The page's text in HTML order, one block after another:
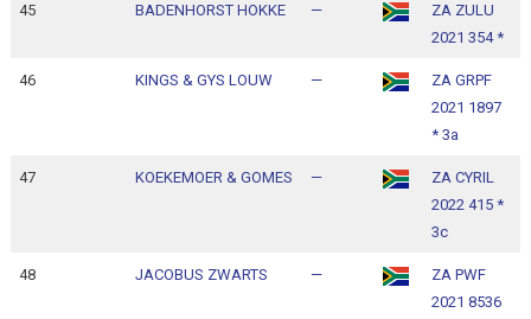
45 BADENHORST HOKKE —
ZA ZULU
2021 354 *
46 KINGS & GYS LOUW —
ZA GRPF
2021 1897
* 3a
47 KOEKEMOER & GOMES —
ZA CYRIL
2022 415 *
3c
48 JACOBUS ZWARTS —
ZA PWF
2021 8536